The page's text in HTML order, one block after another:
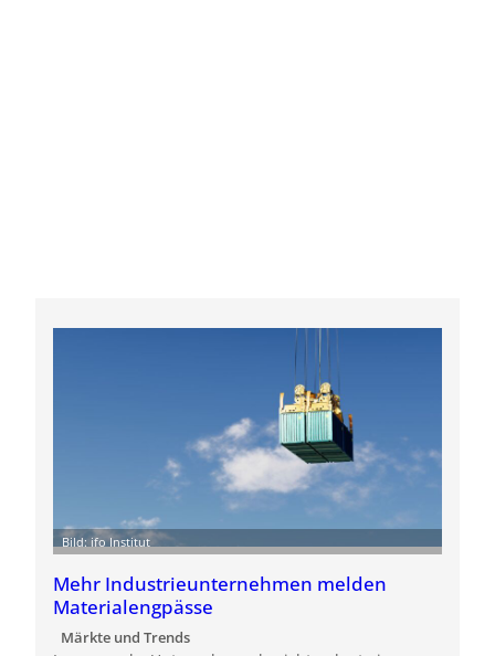
Bild: ifo Institut
Mehr Industrieunternehmen melden
Materialengpässe
Märkte und Trends